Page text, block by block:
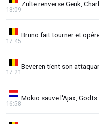
Zulte renverse Genk,
18:09
Bruno fait tourner et
17:45
Beveren tient son
17:21
Mokio sauve l'Ajax,
16:58